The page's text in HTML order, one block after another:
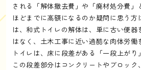
される「解体撤去費」や「廃材処分費
ほどまでに高額になるのか疑問に思う
は、和式トイレの解体は、単に古い便
はなく、土木工事に近い過酷な肉体労
トイレは、床に段差がある「一段上がり
この段差部分はコンクリートやブロック